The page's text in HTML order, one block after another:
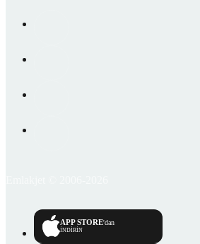
APP STORE'dan
İNDİRİN